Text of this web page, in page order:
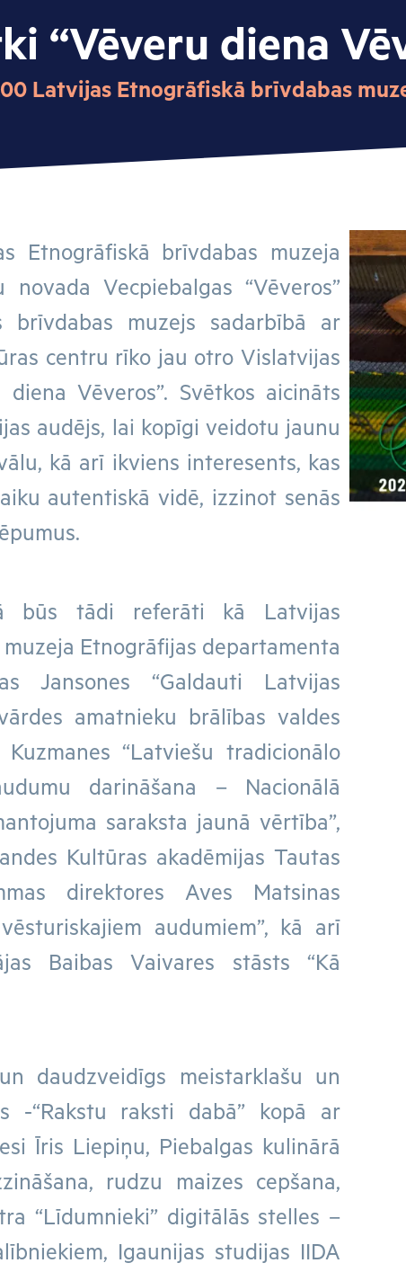
“Vēveru diena
Latvijas Etnogrāfiskā brīvdabas
Etnogrāfiskā brīvdabas muzeja
novada Vecpiebalgas “Vēveros”
brīvdabas muzejs sadarbībā ar
centru rīko jau otro Vislatvijas
Vēveros”. Svētkos aicināts
audējs, lai kopīgi veidotu jaunu
kā arī ikviens interesents, kas
autentiskā vidē, izzinot senās
būs tādi referāti kā Latvijas
Etnogrāfijas departamenta
Jansones “Galdauti Latvijas
amatnieku brālības valdes
“Latviešu tradicionālo
darināšana – Nacionālā
saraksta jaunā vērtība”,
Kultūras akadēmijas Tautas
direktores Aves Matsinas
audumiem”, kā arī
Baibas Vaivares stāsts “Kā
daudzveidīgs meistarklašu un
-“Rakstu raksti dabā” kopā ar
Īris Liepiņu, Piebalgas kulinārā
rudzu maizes cepšana,
“Līdumnieki” digitālās stelles –
Igaunijas studijas IIDA